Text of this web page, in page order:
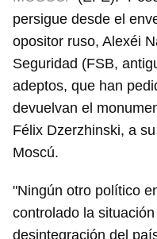
persigue desde el
opositor ruso, Alexéi
Seguridad (FSB,
adeptos, que han
devuelvan el
Félix Dzerzhinski, a
Moscú.
"Ningún otro político
controlado la
desintegración del